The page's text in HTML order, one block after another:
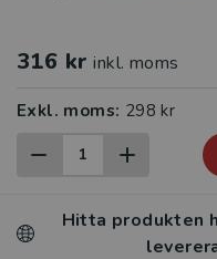
316 kr inkl. moms
Exkl. moms: 298 kr
Hitta produkten